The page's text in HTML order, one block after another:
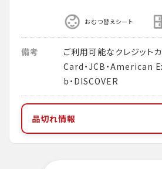
おむつ替えシート
備考
ご利用可能なクレジット
Card・JCB・American
b・DISCOVER
品切れ情報